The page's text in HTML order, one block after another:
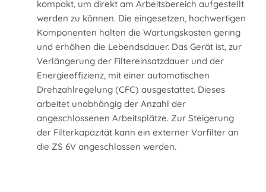
kompakt, um direkt am Arbeitsbereich aufgestellt
werden zu können. Die eingesetzen, hochwertigen
Komponenten halten die Wartungskosten gering
und erhöhen die Lebendsdauer. Das Gerät ist, zur
Verlängerung der Filtereinsatzdauer und der
Energieeffizienz, mit einer automatischen
Drehzahlregelung (CFC) ausgestattet. Dieses
arbeitet unabhängig der Anzahl der
angeschlossenen Arbeitsplätze. Zur Steigerung
der Filterkapazität kann ein externer Vorfilter an
die ZS 6V angeschlossen werden.